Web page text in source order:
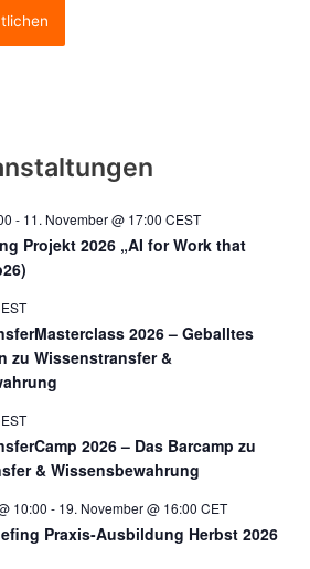
- 11. November @ 17:00 CEST
Projekt 2026 „AI for Work that
2026 – Geballtes
zu Wissenstransfer &
2026 – Das Barcamp zu
& Wissensbewahrung
10:00 - 19. November @ 16:00 CET
Praxis-Ausbildung Herbst 2026